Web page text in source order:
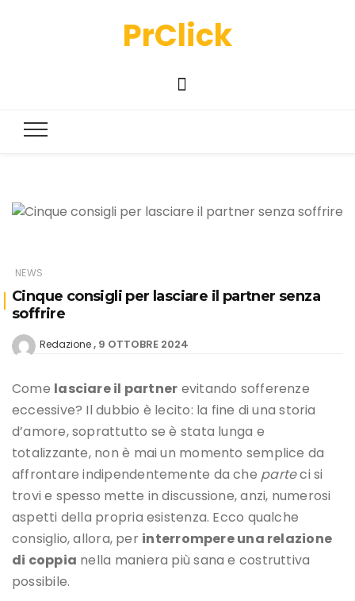
PrClick
NEWS
Cinque consigli per lasciare il partner senza
soffrire
Redazione 9 OTTOBRE 2024
Come lasciare il partner evitando sofferenze
eccessive? Il dubbio è lecito: la fine di una storia
d’amore, soprattutto se è stata lunga e
totalizzante, non è mai un momento semplice da
affrontare indipendentemente da che parteci si
trovi e spesso mette in discussione, anzi, numerosi
aspetti della propria esistenza. Ecco qualche
consiglio, allora, per interrompere una relazione
di coppia nella maniera più sana e costruttiva
possibile.